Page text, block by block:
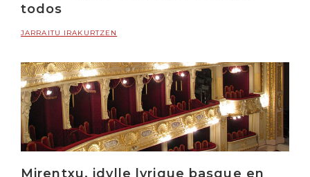
todos
JARRAITU IRAKURTZEN
Mirentxu, idylle lyrique basque en